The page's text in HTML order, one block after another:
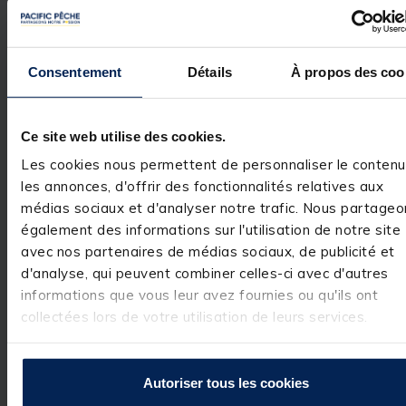
Consentement Détails À propos des
Ce site web utilise des cookies.
Les cookies nous permettent de personnaliser le
les annonces, d'offrir des fonctionnalités relatives aux
médias sociaux et d'analyser notre trafic. Nous
également des informations sur l'utilisation de notre site
avec nos partenaires de médias sociaux, de publicité et
d'analyse, qui peuvent combiner celles-ci avec d'autres
informations que vous leur avez fournies ou qu'ils ont
collectées lors de votre utilisation de leurs services.
Autoriser tous les cookies
Signaler
Réponse de
pacificpeche.com
Bonjour,
Nous sommes
heureux que
vous soyez
satisfait de
achat.
N'hésitez pas à
nous faire part
de votre
expérience à
Votre retour est